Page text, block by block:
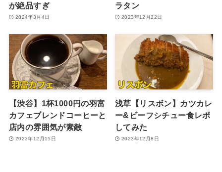
が絶品すぎ
2024年3月4日
ラタン
2023年12月22日
【渋谷】1杯1000円の羽富
カフェブレンドコーヒーと
店内の雰囲気が素敵
2023年12月15日
浅草【リスボン】カツカレ
ー&ビーフシチュー食レポ
してみた
2023年12月8日